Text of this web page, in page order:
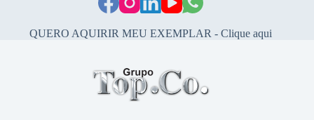
QUERO AQUIRIR MEU EXEMPLAR - Clique aqui